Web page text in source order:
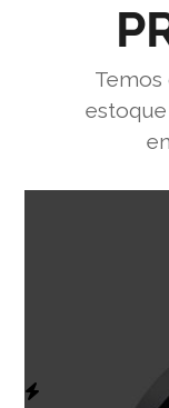
Temos